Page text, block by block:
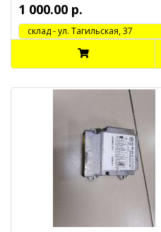
1 000.00 р.
cклад - ул. Тагильская, 37